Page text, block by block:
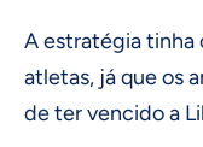
A estratégia tinha
atletas, já que os
de ter vencido a